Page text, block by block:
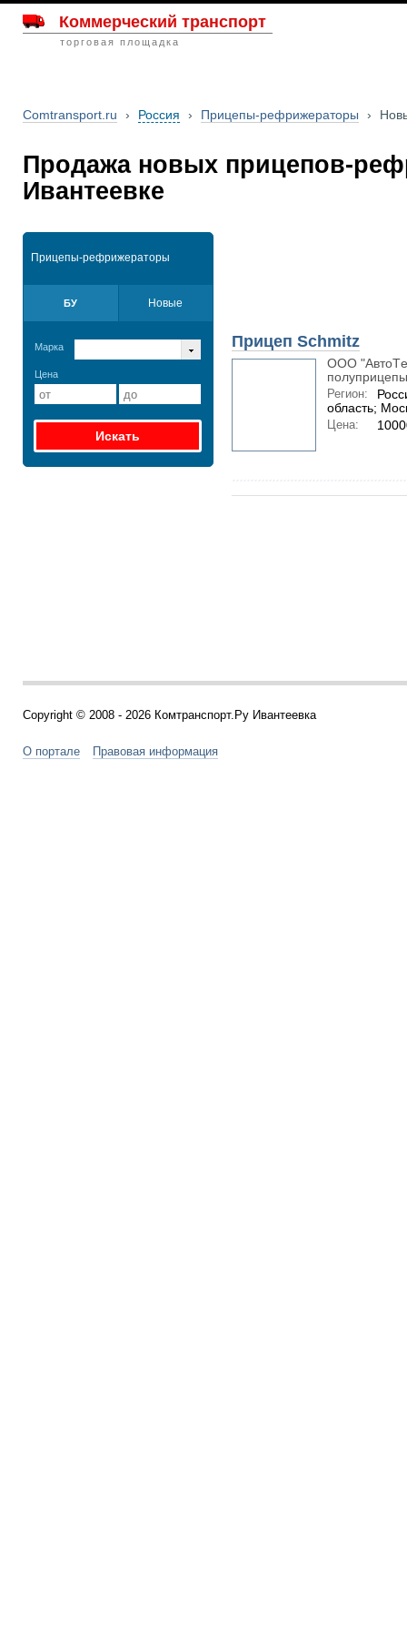
Коммерческий транспорт
торговая площадка
Comtransport.ru › Россия › Прицепы-рефрижераторы ›
Продажа новых прицепов-
Ивантеевке
Прицепы-рефрижераторы
БУ Новые
Марка
Цена
Прицеп Schmitz
OOO
Регион:
область;
Цена:
Copyright © 2008 - 2026 Комтранспорт.Ру Ивантеевка
О портале Правовая информация